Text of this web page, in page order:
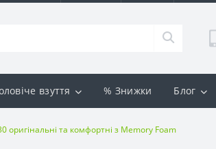
взуття % Знижки Блог
оригінальні та комфортні з Memory Foam